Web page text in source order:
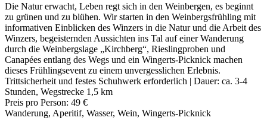
Die Natur erwacht, Leben regt sich in den Weinbergen, es beginnt
zu grünen und zu blühen. Wir starten in den Weinbergsfrühling mit
informativen Einblicken des Winzers in die Natur und die Arbeit des
Winzers, begeisternden Aussichten ins Tal auf einer Wanderung
durch die Weinbergslage „Kirchberg“, Rieslingproben und
Canapées entlang des Wegs und ein Wingerts-Picknick machen
dieses Frühlingsevent zu einem unvergesslichen Erlebnis.
Trittsicherheit und festes Schuhwerk erforderlich | Dauer: ca. 3-4
Stunden, Wegstrecke 1,5 km
Preis pro Person: 49 €
Wanderung, Aperitif, Wasser, Wein, Wingerts-Picknick